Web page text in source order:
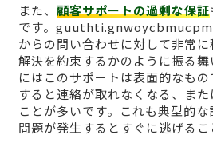
また、 顧客サポートの過剰な保証
です。
からの問い合わせに対して非常
解決を約束するかのように振る
にはこのサポートは表面的なも
すると連絡が取れなくなる、ま
ことが多いです。これも典型的な
問題が発生するとすぐに逃げるこ